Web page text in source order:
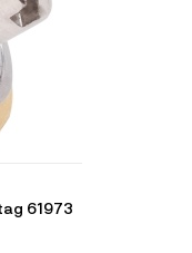
61973